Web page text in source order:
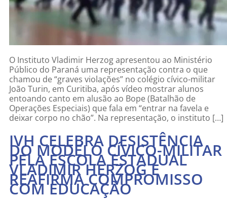
O Instituto Vladimir Herzog apresentou ao Ministério
Público do Paraná uma representação contra o que
chamou de “graves violações” no colégio cívico-militar
João Turin, em Curitiba, após vídeo mostrar alunos
entoando canto em alusão ao Bope (Batalhão de
Operações Especiais) que fala em “entrar na favela e
deixar corpo no chão”. Na representação, o instituto […]
IVH CELEBRA DESISTÊNCIA
DO MODELO CÍVICO-MILITAR
PELA ESCOLA ESTADUAL
VLADIMIR HERZOG E
REAFIRMA COMPROMISSO
COM EDUCAÇÃO